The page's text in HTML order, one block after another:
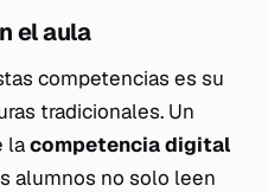
el aula
competencias es su
tradicionales. Un
lacompetencia digital
alumnos no solo leen